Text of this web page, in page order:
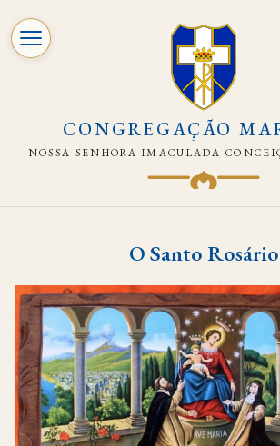
CONGREGAÇÃO
NOSSA SENHORA IMACULADA
O Santo Rosário